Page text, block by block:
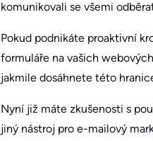
komunikovali se všemi
Pokud podnikáte proaktivní
formuláře na vašich
jakmile dosáhnete této
Nyní již máte zkušenosti s
jiný nástroj pro e-mailový